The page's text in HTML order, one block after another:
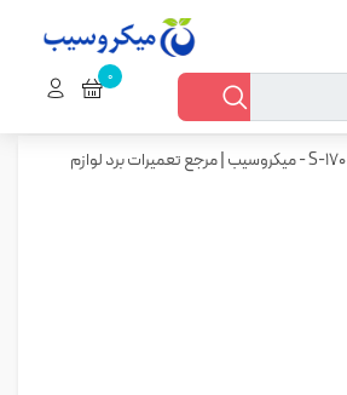
> ابزار لحیم‌کاری پد نسوز لحیم کاری مدل S-170 – میکروسیب | مرجع تعمیرات برد لوازم خانگی
پد نسوز لحیم کاری مدل S-170 - میکروسیب | مرجع تعمیرات برد لوازم